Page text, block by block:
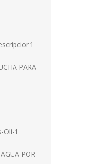
PARA
POR